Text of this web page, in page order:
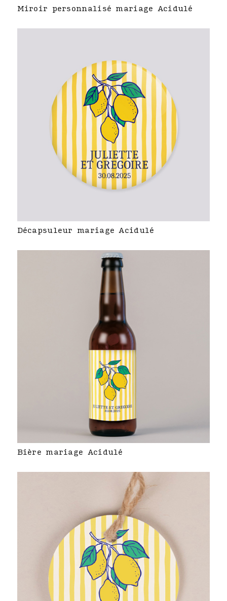
Miroir personnalisé mariage Acidulé
Décapsuleur mariage Acidulé
Bière mariage Acidulé